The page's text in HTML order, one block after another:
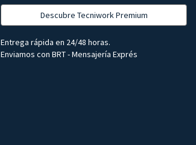
Descubre Tecniwork Premium
Entrega rápida en 24/48 horas.
Enviamos con BRT - Mensajería Exprés